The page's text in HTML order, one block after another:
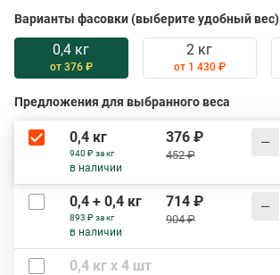
Варианты фасовки (выберите удобный вес)
0,4 кг
от 376 ₽
2 кг
от 1 430 ₽
Предложения для выбранного веса
0,4 кг
940 ₽ за кг
в наличии
376 ₽
452 ₽
0,4 + 0,4 кг
893 ₽ за кг
в наличии
714 ₽
904 ₽
0,4 кг х 4 шт